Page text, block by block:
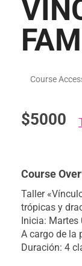
VÍNCULOS
Course
$5000
Course
Taller
trópicas y
Inicia: Martes
A cargo de la
Duración: 4